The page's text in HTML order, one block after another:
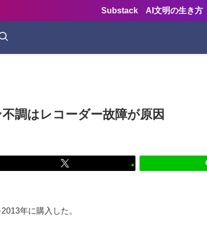
Substack AI文明の生き方
調はレコーダー故障が原因
年に購入した。